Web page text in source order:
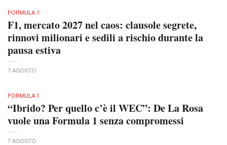
FORMULA 1
F1, mercato 2027 nel caos: clausole segrete,
rinnovi milionari e sedili a rischio durante la
pausa estiva
7 AGOSTO
FORMULA 1
“Ibrido? Per quello c’è il WEC”: De La Rosa
vuole una Formula 1 senza compromessi
7 AGOSTO